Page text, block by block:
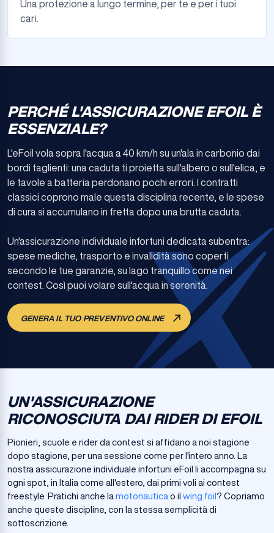
Una protezione a lungo termine, per te e per i tuoi
cari.
PERCHÉ L'ASSICURAZIONE EFOIL È
ESSENZIALE?
L'eFoil vola sopra l'acqua a 40 km/h su un'ala in carbonio dai
bordi taglienti: una caduta ti proietta sull'albero o sull'elica, e
le tavole a batteria perdonano pochi errori. I contratti
classici coprono male questa disciplina recente, e le spese
di cura si accumulano in fretta dopo una brutta caduta.
Un'assicurazione individuale infortuni dedicata subentra:
spese mediche, trasporto e invalidità sono coperti
secondo le tue garanzie, su lago tranquillo come nei
contest. Così puoi volare sull'acqua in serenità.
GENERA IL TUO PREVENTIVO ONLINE
UN'ASSICURAZIONE
RICONOSCIUTA DAI RIDER DI EFOIL
Pionieri, scuole e rider da contest si affidano a noi stagione
dopo stagione, per una sessione come per l'intero anno. La
nostra assicurazione individuale infortuni eFoil li accompagna su
ogni spot, in Italia come all'estero, dai primi voli ai contest
freestyle. Pratichi anche la motonautica o il wing foil ? Copriamo
anche queste discipline, con la stessa semplicità di
sottoscrizione.